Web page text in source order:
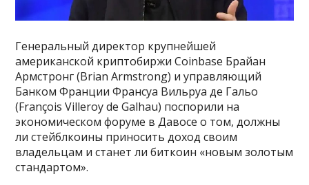
Генеральный директор крупнейшей
американской криптобиржи Coinbase Брайан
Армстронг (Brian Armstrong) и управляющий
Банком Франции Франсуа Вильруа де Гальо
(François Villeroy de Galhau) поспорили на
экономическом форуме в Давосе о том, должны
ли стейблкоины приносить доход своим
владельцам и станет ли биткоин «новым золотым
стандартом».